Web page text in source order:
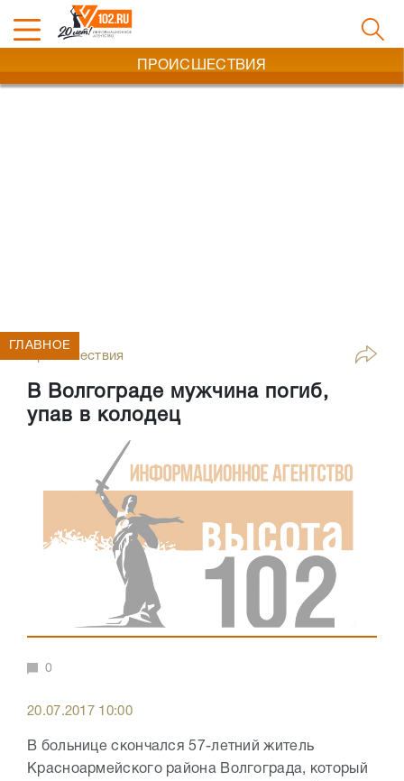
ПРОИСШЕСТВИЯ
Происшествия
В Волгограде мужчина погиб,
упав в колодец
ГЛАВНОЕ
0
20.07.2017 10:00
В больнице скончался 57-летний житель
Красноармейского района Волгограда, который